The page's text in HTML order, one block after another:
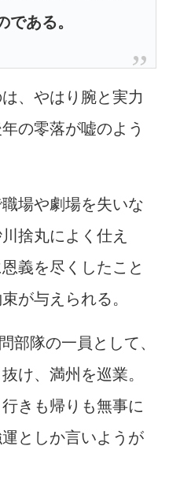
ある。
、やはり腕と実力
の零落が嘘のよう
場や劇場を失いな
捨丸によく仕え
義を尽くしたこと
が与えられる。
部隊の一員として、
け、満州を巡業。
きも帰りも無事に
としか言いようが